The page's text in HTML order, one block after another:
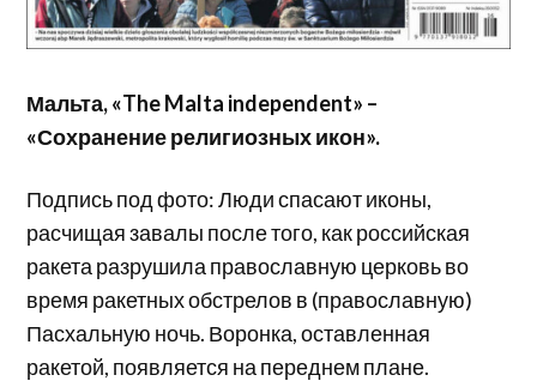
Мальта, «The Malta independent» –
«Сохранение религиозных икон».
Подпись под фото: Люди спасают иконы,
расчищая завалы после того, как российская
ракета разрушила православную церковь во
время ракетных обстрелов в (православную)
Пасхальную ночь. Воронка, оставленная
ракетой, появляется на переднем плане.